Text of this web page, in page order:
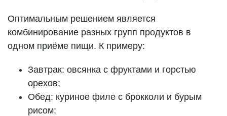
Оптимальным решением является
комбинирование разных групп продуктов в
одном приёме пищи. К примеру:
Завтрак: овсянка с фруктами и горстью
орехов;
Обед: куриное филе с брокколи и бурым
рисом;